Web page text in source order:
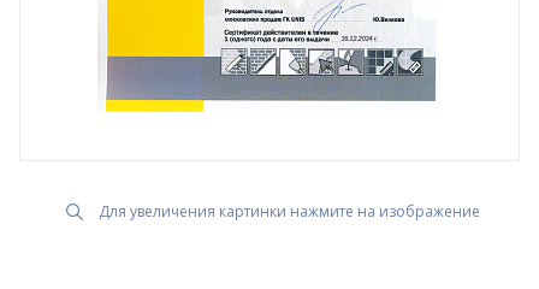
Для увеличения картинки нажмите на изображение